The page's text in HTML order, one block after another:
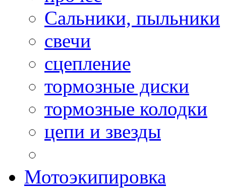
Сальники, пыльники
свечи
сцепление
тормозные диски
тормозные колодки
цепи и звезды
Мотоэкипировка